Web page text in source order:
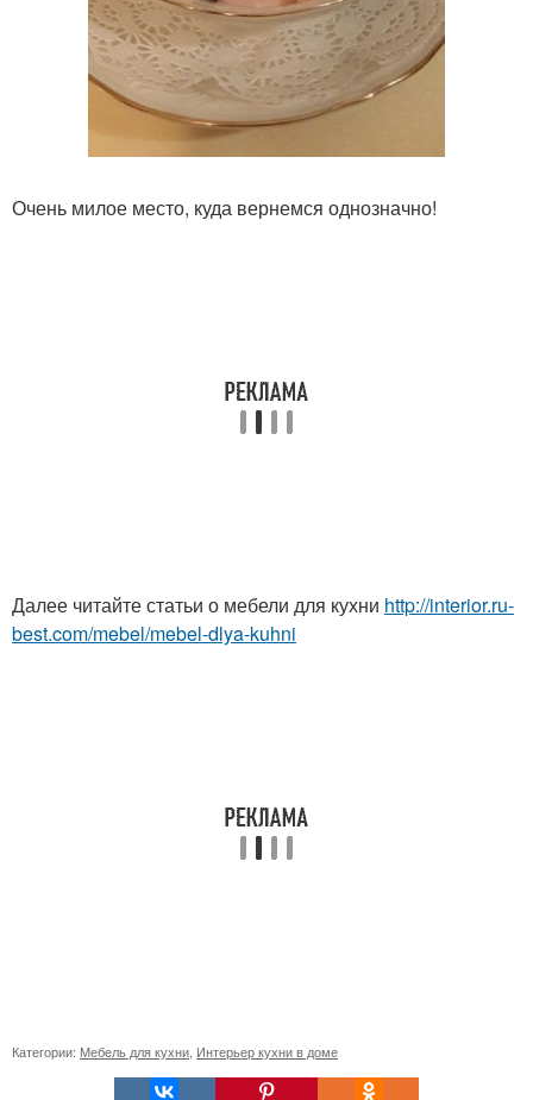
Очень милое место, куда вернемся однозначно!
Далее читайте статьи о мебели для кухни http://interior.ru-
best.com/mebel/mebel-dlya-kuhni
Категории: Мебель для кухни Интерьер кухни в доме